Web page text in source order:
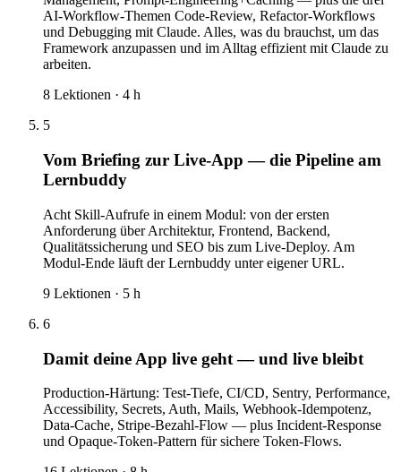
AI-Workflow-Themen Code-Review, Refactor-Workflows
und Debugging mit Claude. Alles, was du brauchst, um das
Framework anzupassen und im Alltag effizient mit Claude zu
arbeiten.
8 Lektionen · 4 h
5
Vom Briefing zur Live-App — die Pipeline am
Lernbuddy
Acht Skill-Aufrufe in einem Modul: von der ersten
Anforderung über Architektur, Frontend, Backend,
Qualitätssicherung und SEO bis zum Live-Deploy. Am
Modul-Ende läuft der Lernbuddy unter eigener URL.
9 Lektionen · 5 h
6
Damit deine App live geht — und live bleibt
Production-Härtung: Test-Tiefe, CI/CD, Sentry, Performance,
Accessibility, Secrets, Auth, Mails, Webhook-Idempotenz,
Data-Cache, Stripe-Bezahl-Flow — plus Incident-Response
und Opaque-Token-Pattern für sichere Token-Flows.